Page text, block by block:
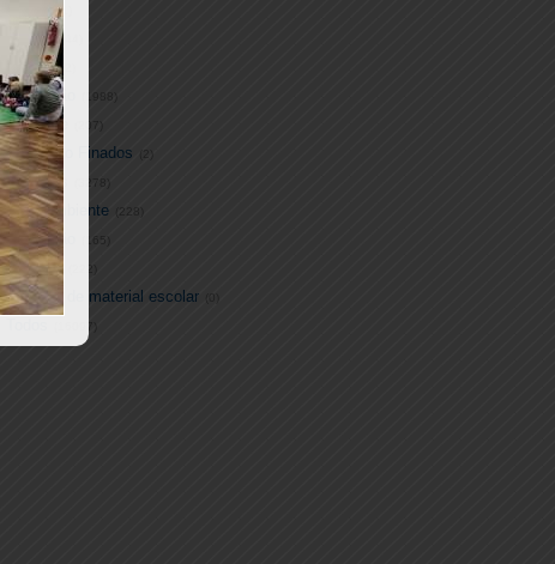
(91)
Secom (44)
Padrão (2)
Educação
Gabinete (207)
Operação Finados
Esportes
Meio Ambiente (228)
Habitação
Turismo
Relação de material escolar